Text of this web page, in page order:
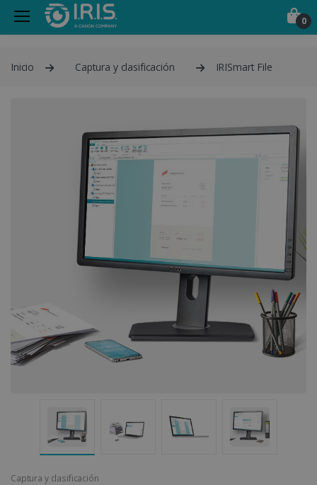
0
Inicio Captura y clasificación IRISmart File
Captura y clasificación